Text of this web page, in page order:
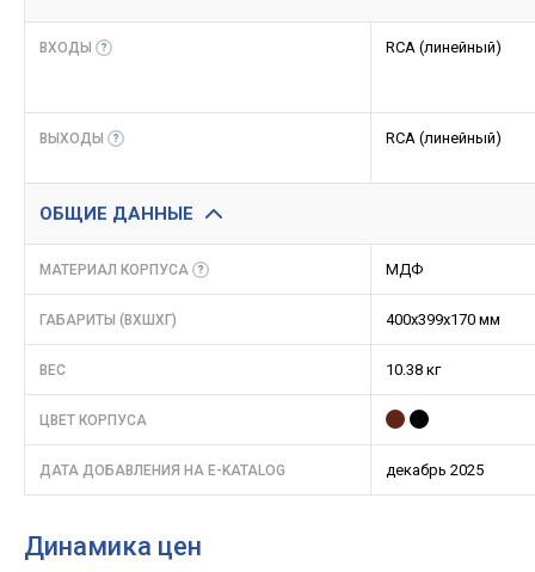
ВХОДЫ RCA (линейный)
ВЫХОДЫ RCA (линейный)
ОБЩИЕ ДАННЫЕ
МАТЕРИАЛ КОРПУСА МДФ
ГАБАРИТЫ (ВХШХГ) 400x399x170 мм
ВЕС 10.38 кг
ЦВЕТ КОРПУСА
ДАТА ДОБАВЛЕНИЯ НА E-KATALOG декабрь 2025
Динамика цен